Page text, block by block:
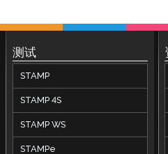
STAMP 为希伯来语考试
STAMP 为拉丁语考试者
PLACE 考生和技术指南
SuperLanguage 考试参
SHL 测试参与者指南
阿拉伯语熟练度测试（
STAMP 为拉丁语家长指
STAMP 为CEFR家长指南
SuperLanguage家长指南
APT
STAMP 适用于CEFR
考试者指南
考试者技术指南
Avant ADVANCE 技术指
ADVANCE 常见问题解答
STAMP 常见问题解答
STAMP WS 常见问题解答
STAMPe 常见问题解答
PLACE 常见问题解答
SHL 常见问题解答
样本测试
测试
STAMP
STAMP 4S
STAMP WS
STAMPe